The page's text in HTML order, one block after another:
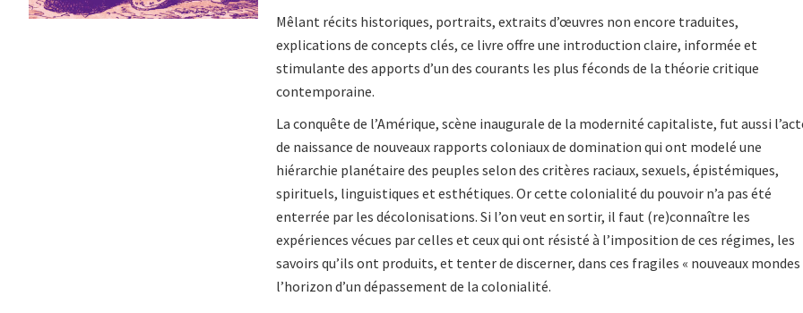
Mêlant récits historiques, portraits, extraits d’œuvres non encore traduites,
explications de concepts clés, ce livre offre une introduction claire, informée et
stimulante des apports d’un des courants les plus féconds de la théorie critique
contemporaine.
La conquête de l’Amérique, scène inaugurale de la modernité capitaliste, fut aussi
de naissance de nouveaux rapports coloniaux de domination qui ont modelé une
hiérarchie planétaire des peuples selon des critères raciaux, sexuels, épistémiques,
spirituels, linguistiques et esthétiques. Or cette colonialité du pouvoir n’a pas été
enterrée par les décolonisations. Si l’on veut en sortir, il faut (re)connaître les
expériences vécues par celles et ceux qui ont résisté à l’imposition de ces régimes, les
savoirs qu’ils ont produits, et tenter de discerner, dans ces fragiles « nouveaux mondes
l’horizon d’un dépassement de la colonialité.